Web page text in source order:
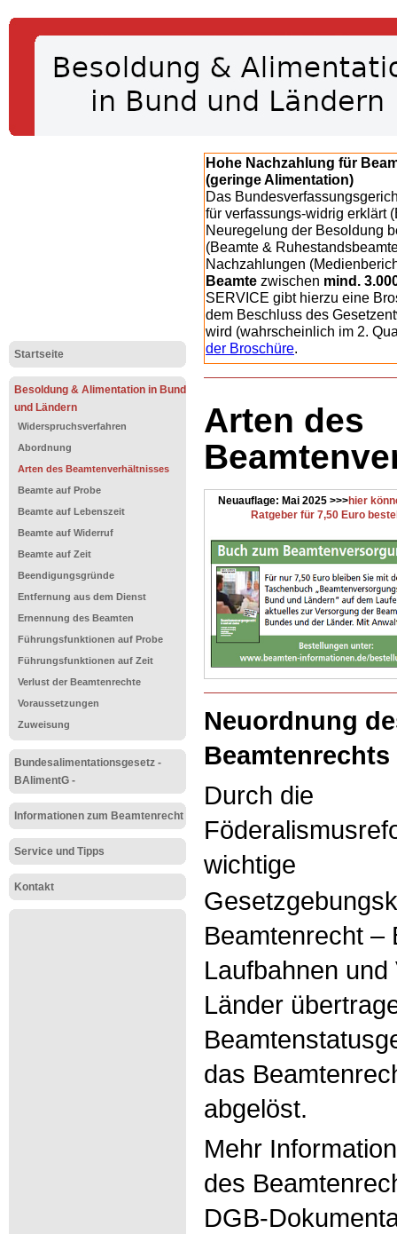
Startseite
Besoldung & Alimentation in Bund
und Ländern
Widerspruchsverfahren
Abordnung
Arten des Beamtenverhältnisses
Beamte auf Probe
Beamte auf Lebenszeit
Beamte auf Widerruf
Beamte auf Zeit
Beendigungsgründe
Entfernung aus dem Dienst
Ernennung des Beamten
Führungsfunktionen auf Probe
Führungsfunktionen auf Zeit
Verlust der Beamtenrechte
Voraussetzungen
Zuweisung
Bundesalimentationsgesetz -
BAlimentG -
Informationen zum Beamtenrecht
Service und Tipps
Kontakt
Hohe Nachzahlung für
(geringe Alimentation)
Das
für verfassungs-widrig erklärt
Neuregelung der Besoldung
(Beamte &
Nachzahlungen
Beamte zwischen mind.
SERVICE gibt hierzu eine
dem Beschluss des
wird (wahrscheinlich im 2.
der Broschüre.
Arten des
Neuauflage: Mai 2025 >>>hier
Ratgeber für 7,50 Euro
Neuordnung
Beamtenrechts
Durch die
wichtige
Beamtenrecht –
Laufbahnen
Länder
das
abgelöst.
Mehr
des
DGB-